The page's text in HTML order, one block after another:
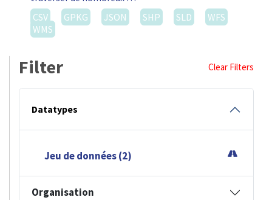
CSV
GPKG JSON SHP SLD
WFS
WMS
Filter Clear Filters
Datatypes
Jeu de données (2)
Organisation